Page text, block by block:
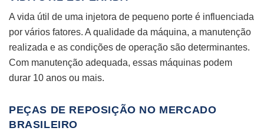
A vida útil de uma injetora de pequeno porte é influenciada
por vários fatores. A qualidade da máquina, a manutenção
realizada e as condições de operação são determinantes.
Com manutenção adequada, essas máquinas podem
durar 10 anos ou mais.
PEÇAS DE REPOSIÇÃO NO MERCADO
BRASILEIRO